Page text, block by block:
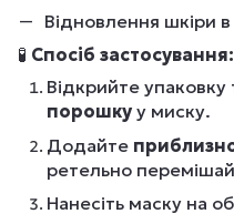
Відновлення шкіри
🧪 Спосіб застосування:
Відкрийте упаковку
порошку у миску.
Додайте
ретельно
Нанесіть маску на